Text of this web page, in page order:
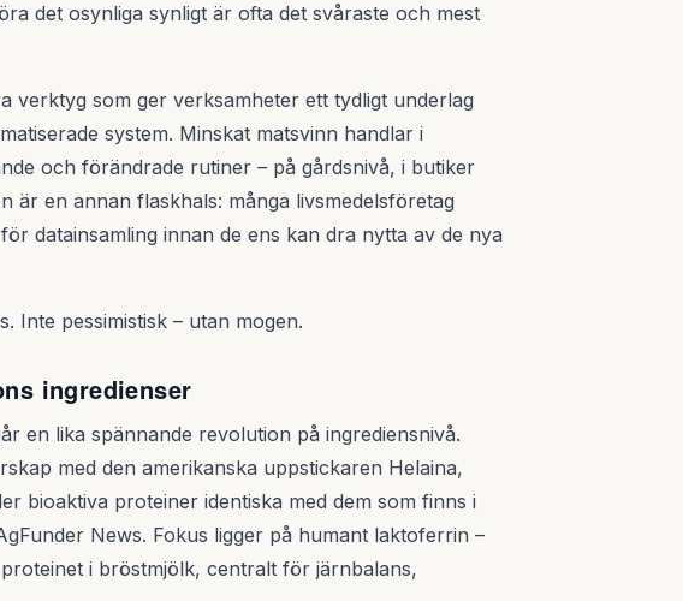
det osynliga synligt är ofta det svåraste och mest
verktyg som ger verksamheter ett tydligt underlag
system. Minskat matsvinn handlar i
och förändrade rutiner – på gårdsnivå, i butiker
är en annan flaskhals: många livsmedelsföretag
datainsamling innan de ens kan dra nytta av de nya
Inte pessimistisk – utan mogen.
ingredienser
en lika spännande revolution på ingrediensnivå.
med den amerikanska uppstickaren Helaina,
bioaktiva proteiner identiska med dem som finns i
News. Fokus ligger på humant laktoferrin –
i bröstmjölk, centralt för järnbalans,